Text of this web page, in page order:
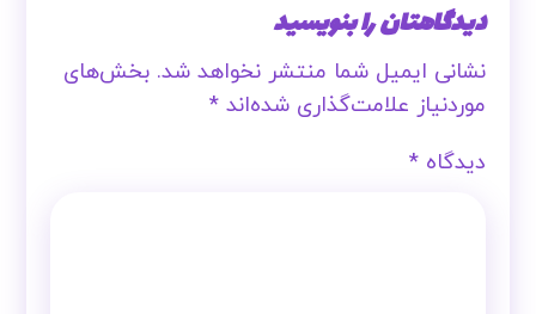
دیدگاهتان را بنویسید
نشانی ایمیل شما منتشر نخواهد شد. بخش‌های
موردنیاز علامت‌گذاری شده‌اند*
دیدگاه*